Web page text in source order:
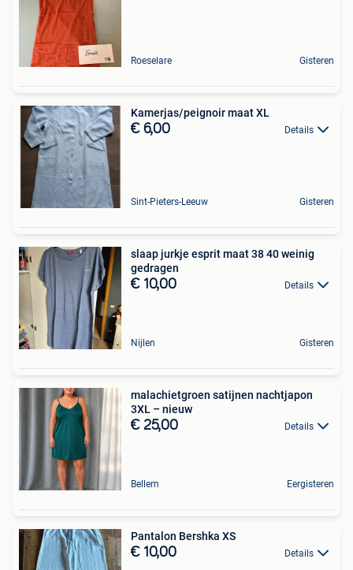
Roeselare Gisteren
Kamerjas/peignoir maat XL
€ 6,00 Details
Sint-Pieters-Leeuw Gisteren
slaap jurkje esprit maat 38 40 weinig
gedragen
€ 10,00 Details
Nijlen Gisteren
malachietgroen satijnen nachtjapon
3XL – nieuw
€ 25,00 Details
Bellem Eergisteren
Pantalon Bershka XS
€ 10,00 Details